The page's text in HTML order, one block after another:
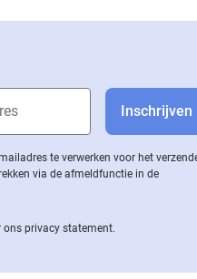
te verwerken voor het
via de af­meld­func­tie in de
ons privacy statement.